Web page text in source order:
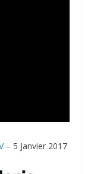
– 5 Janvier 2017